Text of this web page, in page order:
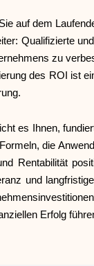
auf dem
Qualifizierte
zu
des ROI ist
es Ihnen,
die
Rentabilität
und
Erfolg